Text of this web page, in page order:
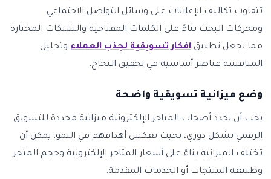
تتفاوت تكاليف الإعلانات على وسائل التواصل الاجتماعي
ومحركات البحث بناءً على الكلمات المفتاحية والشبكات المختارة
مما يجعل تطبيق افكار تسويقية لجذب العملاء وتحليل
المنافسة عناصر أساسية في تحقيق النجاح.
وضع ميزانية تسويقية واضحة
يجب أن يحدد أصحاب المتاجر الإلكترونية ميزانية محددة للتسويق
الرقمي بشكل دوري، بحيث تعكس أهدافهم في النمو، يمكن أن
تختلف الميزانية بناءً على أسعار المتاجر الإلكترونية وحجم المتجر
وطبيعة المنتجات أو الخدمات المقدمة.